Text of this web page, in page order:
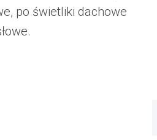
po świetliki dachowe